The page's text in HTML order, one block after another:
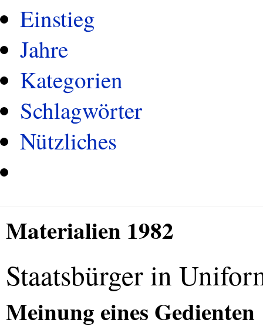
Einstieg
Jahre
Kategorien
Schlagwörter
Nützliches
Materialien 1982
Staatsbürger in
Meinung eines Gedienten